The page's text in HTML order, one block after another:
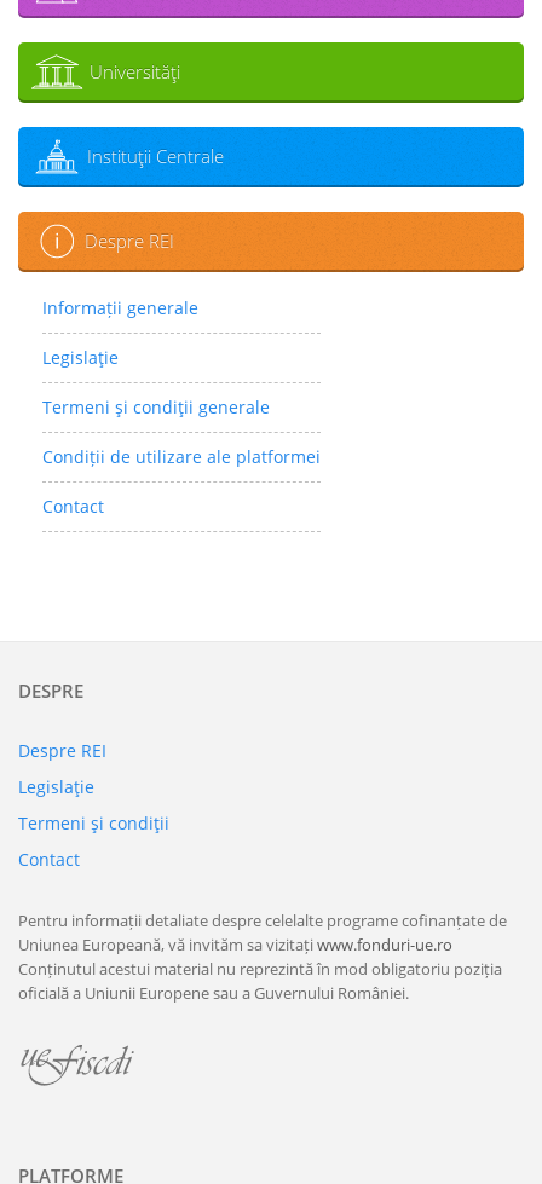
Universităţi
Instituţii Centrale
Despre REI
Informații generale
Legislaţie
Termeni şi condiţii generale
Condiții de utilizare ale platformei
Contact
DESPRE
Despre REI
Legislaţie
Termeni şi condiţii
Contact
Pentru informații detaliate despre celelalte programe cofinanțate de
Uniunea Europeană, vă invităm sa vizitațiwww.fonduri-ue.ro
Conținutul acestui material nu reprezintă în mod obligatoriu poziția
oficială a Uniunii Europene sau a Guvernului României.
PLATFORME